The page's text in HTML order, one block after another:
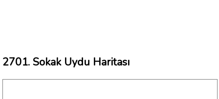
2701. Sokak Uydu Haritası